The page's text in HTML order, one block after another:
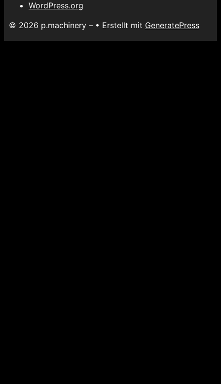
WordPress.org
© 2026 p.machinery – • Erstellt mit GeneratePress